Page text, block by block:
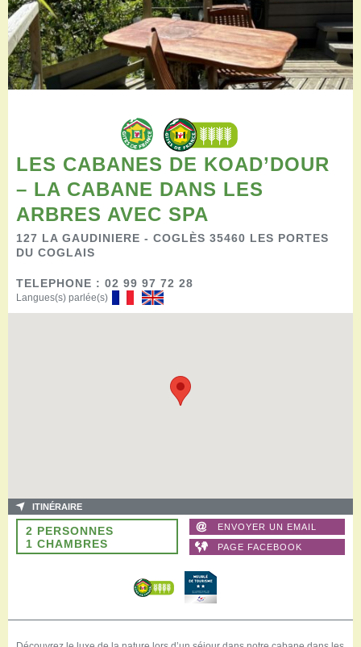
Salles de réception
Aires de pique-nique
Randonner
Randonnées pédestres
Randonnées vélo
Randonnées équestres
Pratique
Nous contacter
Documents à télécharger
Tourisme accessible
Venir en groupe
LES CABANES DE KOAD’DOUR
– LA CABANE DANS LES
ARBRES AVEC SPA
127 LA GAUDINIERE - COGLÈS 35460 LES PORTES
DU COGLAIS
TELEPHONE : 02 99 97 72 28
Langues(s) parlée(s)
ITINÉRAIRE
2 PERSONNES
1 CHAMBRES
ENVOYER UN EMAIL
PAGE FACEBOOK